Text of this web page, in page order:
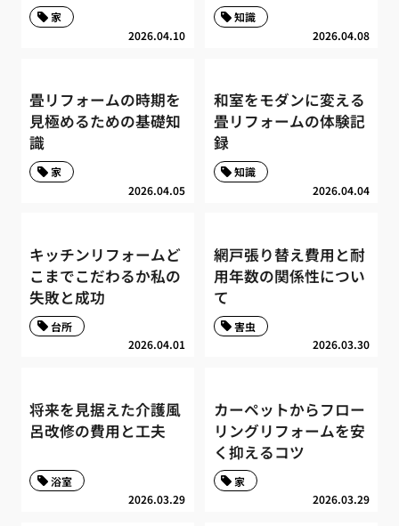
2026.04.10
家
2026.04.08
知識
畳リフォームの時期を
見極めるための基礎知
識
2026.04.05
家
和室をモダンに変える
畳リフォームの体験記
録
2026.04.04
知識
キッチンリフォームど
こまでこだわるか私の
失敗と成功
2026.04.01
台所
網戸張り替え費用と耐
用年数の関係性につい
て
2026.03.30
害虫
将来を見据えた介護風
呂改修の費用と工夫
2026.03.29
浴室
カーペットからフロー
リングリフォームを安
く抑えるコツ
2026.03.29
家